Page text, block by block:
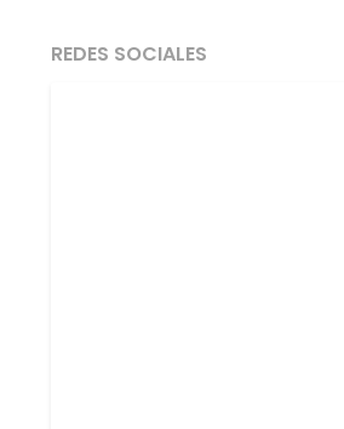
REDES SOCIALES